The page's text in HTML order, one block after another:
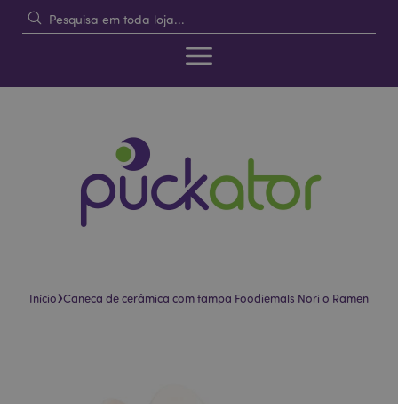
Início›Caneca de cerâmica com tampa Foodiemals Nori o Ramen